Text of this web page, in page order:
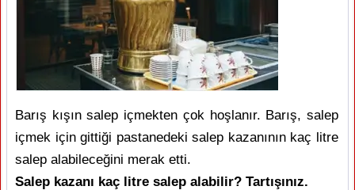
Barış kışın salep içmekten çok hoşlanır. Barış, salep
içmek için gittiği pastanedeki salep kazanının kaç litre
salep alabileceğini merak etti.
Salep kazanı kaç litre salep alabilir? Tartışınız.